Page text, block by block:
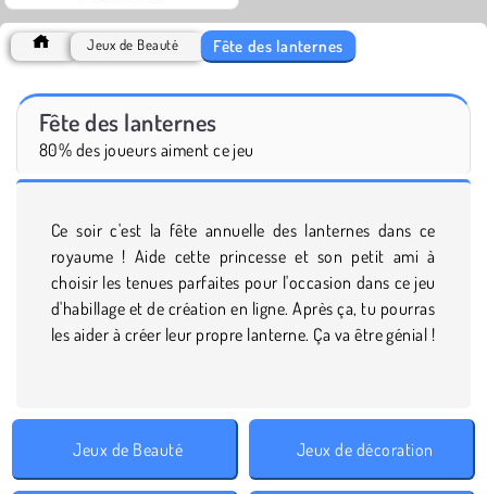
Jeux de Beauté Fête des lanternes
Fête des lanternes
80% des joueurs aiment ce jeu
Ce soir c'est la fête annuelle des lanternes dans ce
royaume ! Aide cette princesse et son petit ami à
choisir les tenues parfaites pour l'occasion dans ce jeu
d'habillage et de création en ligne. Après ça, tu pourras
les aider à créer leur propre lanterne. Ça va être génial !
Jeux de Beauté Jeux de décoration